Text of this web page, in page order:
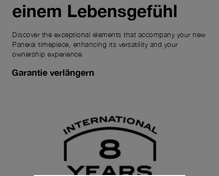
einem Lebensgefühl
Discover the exceptional elements that accompany your new
Panerai timepiece, enhancing its versatility and your
ownership experience.
Garantie verlängern